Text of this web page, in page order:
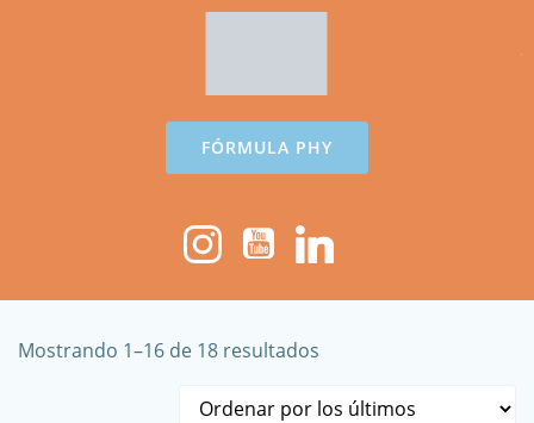
Saltar
FÓRMULA PHY
Mostrando 1–16 de 18 resultados
los